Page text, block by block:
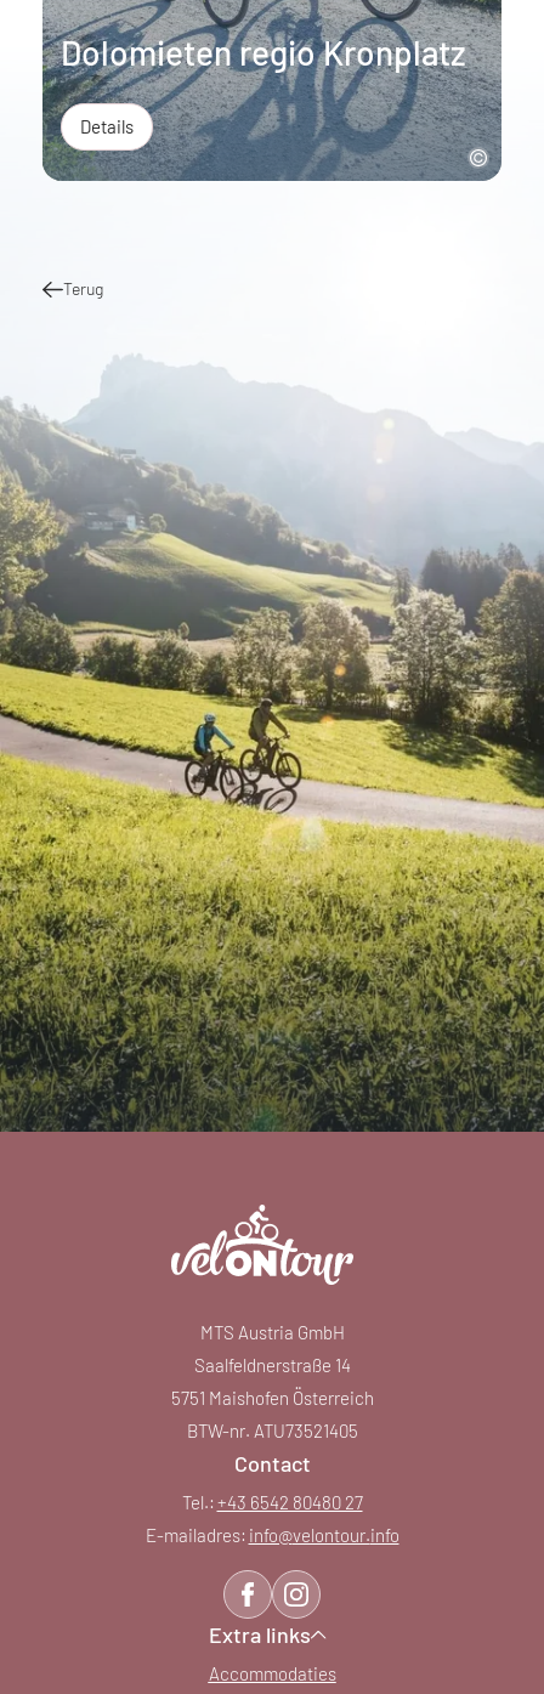
Dolomieten regio Kronplatz
Details
Terug
MTS Austria GmbH
Saalfeldnerstraße 14
5751 Maishofen Österreich
BTW-nr. ATU73521405
Contact
Tel.: +43 6542 80480 27
E-mailadres: info@velontour.info
Extra links
Accommodaties